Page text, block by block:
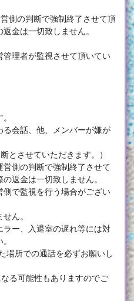
側の判断で強制終了させて頂
金は一切致しません。
管理者が監視させて頂いてい
る会話、他、メンバーが嫌が
とさせていただきます。）
営側の判断で強制終了させて
返金は一切致しません。
側で監視を行う場合がござい
ん。
ラー、入退室の遅れ等には対
場所での通話を必ずお願いし
る可能性もありますのでご